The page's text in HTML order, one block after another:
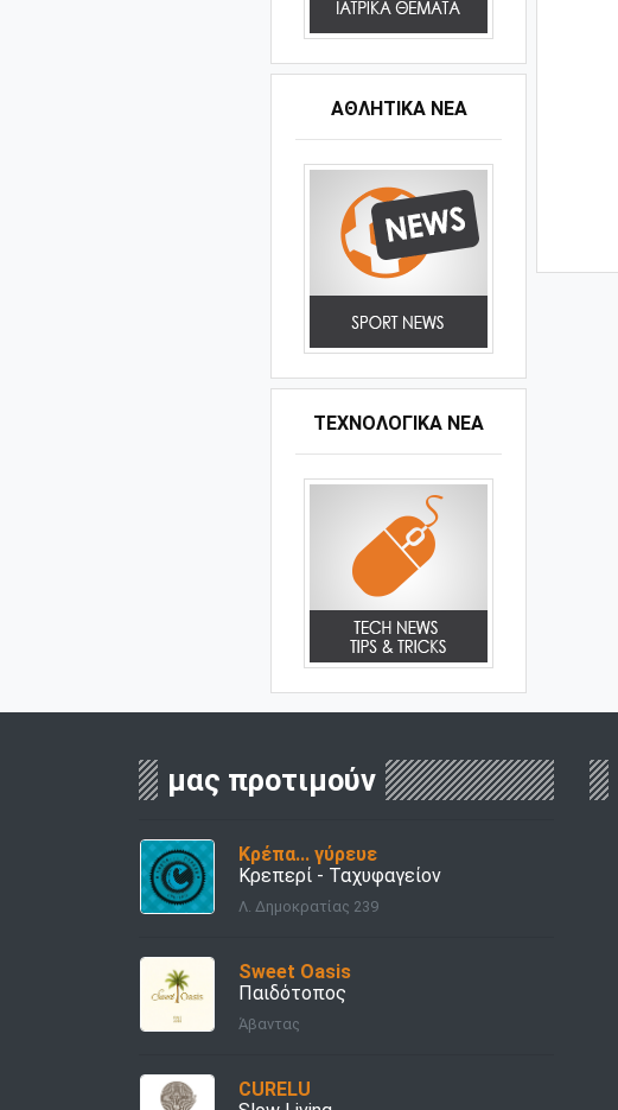
ΑΘΛΗΤΙΚΆ ΝΈΑ
ΤΕΧΝΟΛΟΓΙΚΑ ΝΕΑ
μας προτιμούν
Κρέπα... γύρευε
Κρεπερί - Ταχυφαγείον
Λ. Δημοκρατίας 239
Sweet Oasis
Παιδότοπος
Άβαντας
CURELU